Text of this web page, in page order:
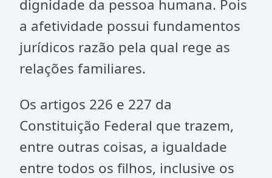
dignidade da pessoa humana. Pois
a afetividade possui fundamentos
jurídicos razão pela qual rege as
relações familiares.
Os artigos 226 e 227 da
Constituição Federal que trazem,
entre outras coisas, a igualdade
entre todos os filhos, inclusive os